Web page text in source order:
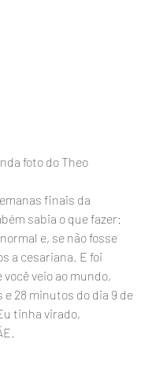
foto do Theo
finais da
sabia o que fazer:
e, se não fosse
a cesariana. E foi
veio ao mundo,
e 28 minutos do dia 9 de
tinha virado,